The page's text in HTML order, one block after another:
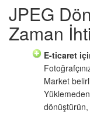
JPEG
Zaman
E-ticaret
Market
dönüştürün,